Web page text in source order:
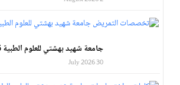
جامعة شهيد بهشتي للعلوم الطبية 2026
30 July 2026